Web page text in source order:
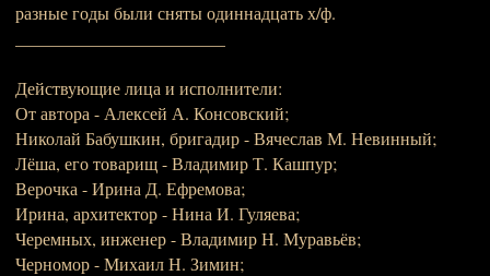
разные годы были сняты одиннадцать х/ф.
Действующие лица и исполнители:
От автора - Алексей А. Консовский;
Николай Бабушкин, бригадир - Вячеслав М. Невинный;
Лёша, его товарищ - Владимир Т. Кашпур;
Верочка - Ирина Д. Ефремова;
Ирина, архитектор - Нина И. Гуляева;
Черемных, инженер - Владимир Н. Муравьёв;
Черномор - Михаил Н. Зимин;